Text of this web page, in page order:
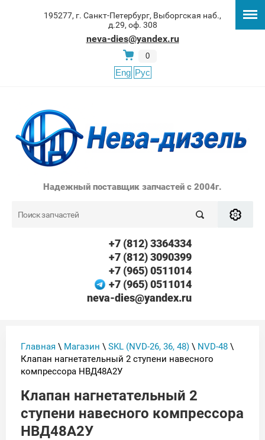
195277, г. Санкт-Петербург, Выборгская наб.,
д.29, оф. 308
neva-dies@yandex.ru
0
Eng Рус
Надежный поставщик запчастей с 2004г.
+7 (812) 3364334
+7 (812) 3090399
+7 (965) 0511014
+7 (965) 0511014
neva-dies@yandex.ru
Главная \ Магазин \ SKL (NVD-26, 36, 48) \ NVD-48 \
Клапан нагнетательный 2 ступени навесного
компрессора НВД48А2У
Клапан нагнетательный 2
ступени навесного компрессора
НВД48А2У